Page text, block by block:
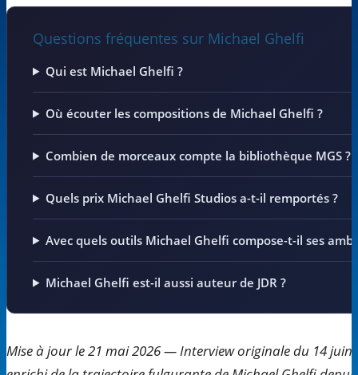
Questions fréquentes sur Michael Ghelfi
Qui est Michael Ghelfi ?
Où écouter les compositions de Michael Ghelfi ?
Combien de morceaux compte la bibliothèque MGS ?
Quels prix Michael Ghelfi Studios a-t-il remportés ?
Avec quels outils Michael Ghelfi compose-t-il ses
Michael Ghelfi est-il aussi auteur de JDR ?
Mise à jour le 21 mai 2026 — Interview originale du 14 juin